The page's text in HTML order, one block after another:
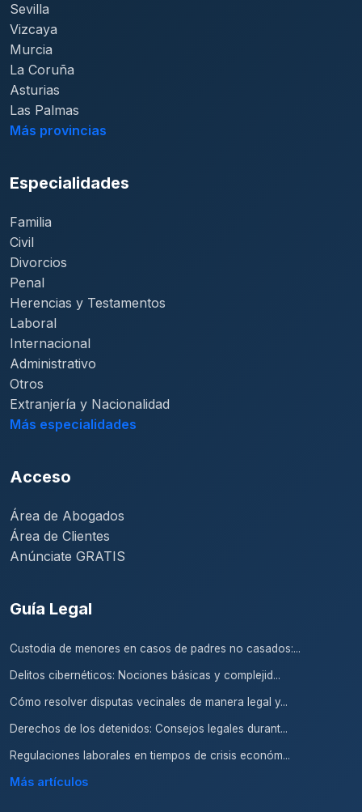
Sevilla
Vizcaya
Murcia
La Coruña
Asturias
Las Palmas
Más provincias
Especialidades
Familia
Civil
Divorcios
Penal
Herencias y Testamentos
Laboral
Internacional
Administrativo
Otros
Extranjería y Nacionalidad
Más especialidades
Acceso
Área de Abogados
Área de Clientes
Anúnciate GRATIS
Guía Legal
Custodia de menores en casos de padres no casados:...
Delitos cibernéticos: Nociones básicas y complejid...
Cómo resolver disputas vecinales de manera legal y...
Derechos de los detenidos: Consejos legales durant...
Regulaciones laborales en tiempos de crisis económ...
Más artículos